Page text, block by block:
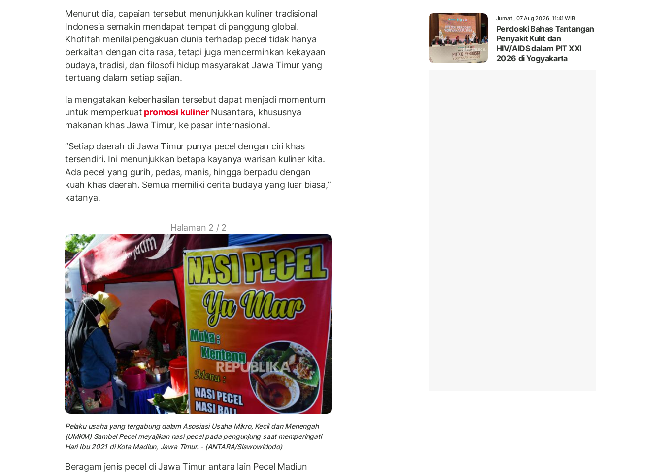
Menurut dia, capaian tersebut menunjukkan kuliner tradisional
Indonesia semakin mendapat tempat di panggung global.
Khofifah menilai pengakuan dunia terhadap pecel tidak hanya
berkaitan dengan cita rasa, tetapi juga mencerminkan kekayaan
budaya, tradisi, dan filosofi hidup masyarakat Jawa Timur yang
tertuang dalam setiap sajian.
Ia mengatakan keberhasilan tersebut dapat menjadi momentum
untuk memperkuat promosi kuliner Nusantara, khususnya
makanan khas Jawa Timur, ke pasar internasional.
“Setiap daerah di Jawa Timur punya pecel dengan ciri khas
tersendiri. Ini menunjukkan betapa kayanya warisan kuliner kita.
Ada pecel yang gurih, pedas, manis, hingga berpadu dengan
kuah khas daerah. Semua memiliki cerita budaya yang luar biasa,”
katanya.
Halaman 2 / 2
Pelaku usaha yang tergabung dalam Asosiasi Usaha Mikro, Kecil dan Menengah
(UMKM) Sambel Pecel meyajikan nasi pecel pada pengunjung saat memperingati
Hari Ibu 2021 di Kota Madiun, Jawa Timur. - (ANTARA/Siswowidodo)
Beragam jenis pecel di Jawa Timur antara lain Pecel Madiun
Jumat , 07 Aug 2026, 11:41 WIB
Perdoski Bahas Tantangan
Penyakit Kulit dan
HIV/AIDS dalam PIT XXI
2026 di Yogyakarta